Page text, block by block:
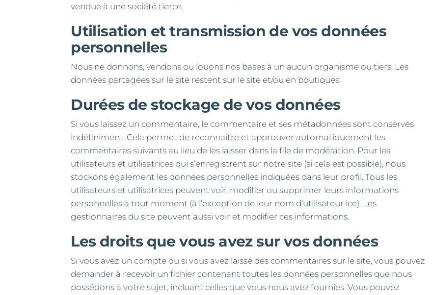
vendue à une société tierce.
Utilisation et transmission de vos données
personnelles
Nous ne donnons, vendons ou louons nos bases à un aucun organisme ou tiers. Les
données partagées sur le site restent sur le site et/ou en boutiques.
Durées de stockage de vos données
Si vous laissez un commentaire, le commentaire et ses métadonnées sont conservés
indéfiniment. Cela permet de reconnaître et approuver automatiquement les
commentaires suivants au lieu de les laisser dans la file de modération. Pour les
utilisateurs et utilisatrices qui s’enregistrent sur notre site (si cela est possible), nous
stockons également les données personnelles indiquées dans leur profil. Tous les
utilisateurs et utilisatrices peuvent voir, modifier ou supprimer leurs informations
personnelles à tout moment (à l’exception de leur nom d’utilisateur·ice). Les
gestionnaires du site peuvent aussi voir et modifier ces informations.
Les droits que vous avez sur vos données
Si vous avez un compte ou si vous avez laissé des commentaires sur le site, vous pouvez
demander à recevoir un fichier contenant toutes les données personnelles que nous
possédons à votre sujet, incluant celles que vous nous avez fournies. Vous pouvez